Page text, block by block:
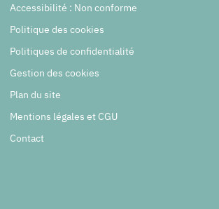
Accessibilité : Non conforme
Politique des cookies
Politiques de confidentialité
Gestion des cookies
Plan du site
Mentions légales et CGU
Contact